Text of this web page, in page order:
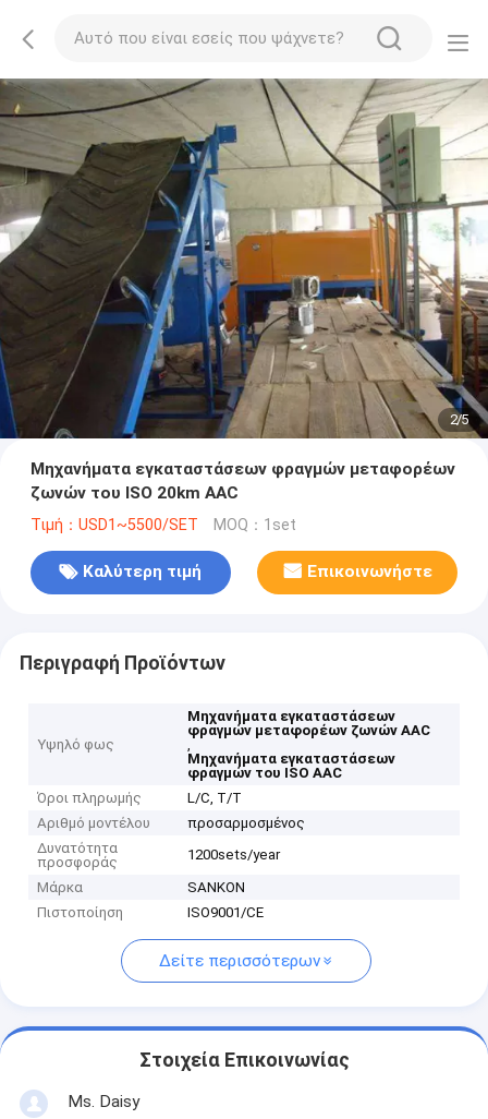
2/5
Μηχανήματα εγκαταστάσεων φραγμών μεταφορέων
ζωνών του ISO 20km AAC
Τιμή：USD1~5500/SET MOQ：1set
Καλύτερη τιμή Επικοινωνήστε
Περιγραφή Προϊόντων
Υψηλό φως
Μηχανήματα εγκαταστάσεων
φραγμών μεταφορέων ζωνών AAC
,
Μηχανήματα εγκαταστάσεων
φραγμών του ISO AAC
Όροι πληρωμής
L/C, T/T
Αριθμό μοντέλου
προσαρμοσμένος
Δυνατότητα
προσφοράς
1200sets/year
Μάρκα
SANKON
Πιστοποίηση
ISO9001/CE
Δείτε περισσότερων
Στοιχεία Επικοινωνίας
Ms. Daisy